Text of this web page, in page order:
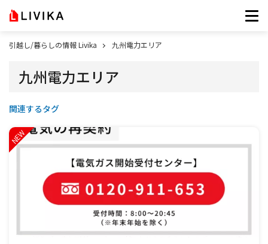
引越し/暮らしの情報 Livika 九州電力エリア
九州電力エリア
関連するタグ